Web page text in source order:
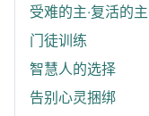
受难的主‧复活的主
门徒训练
智慧人的选择
告别心灵捆绑